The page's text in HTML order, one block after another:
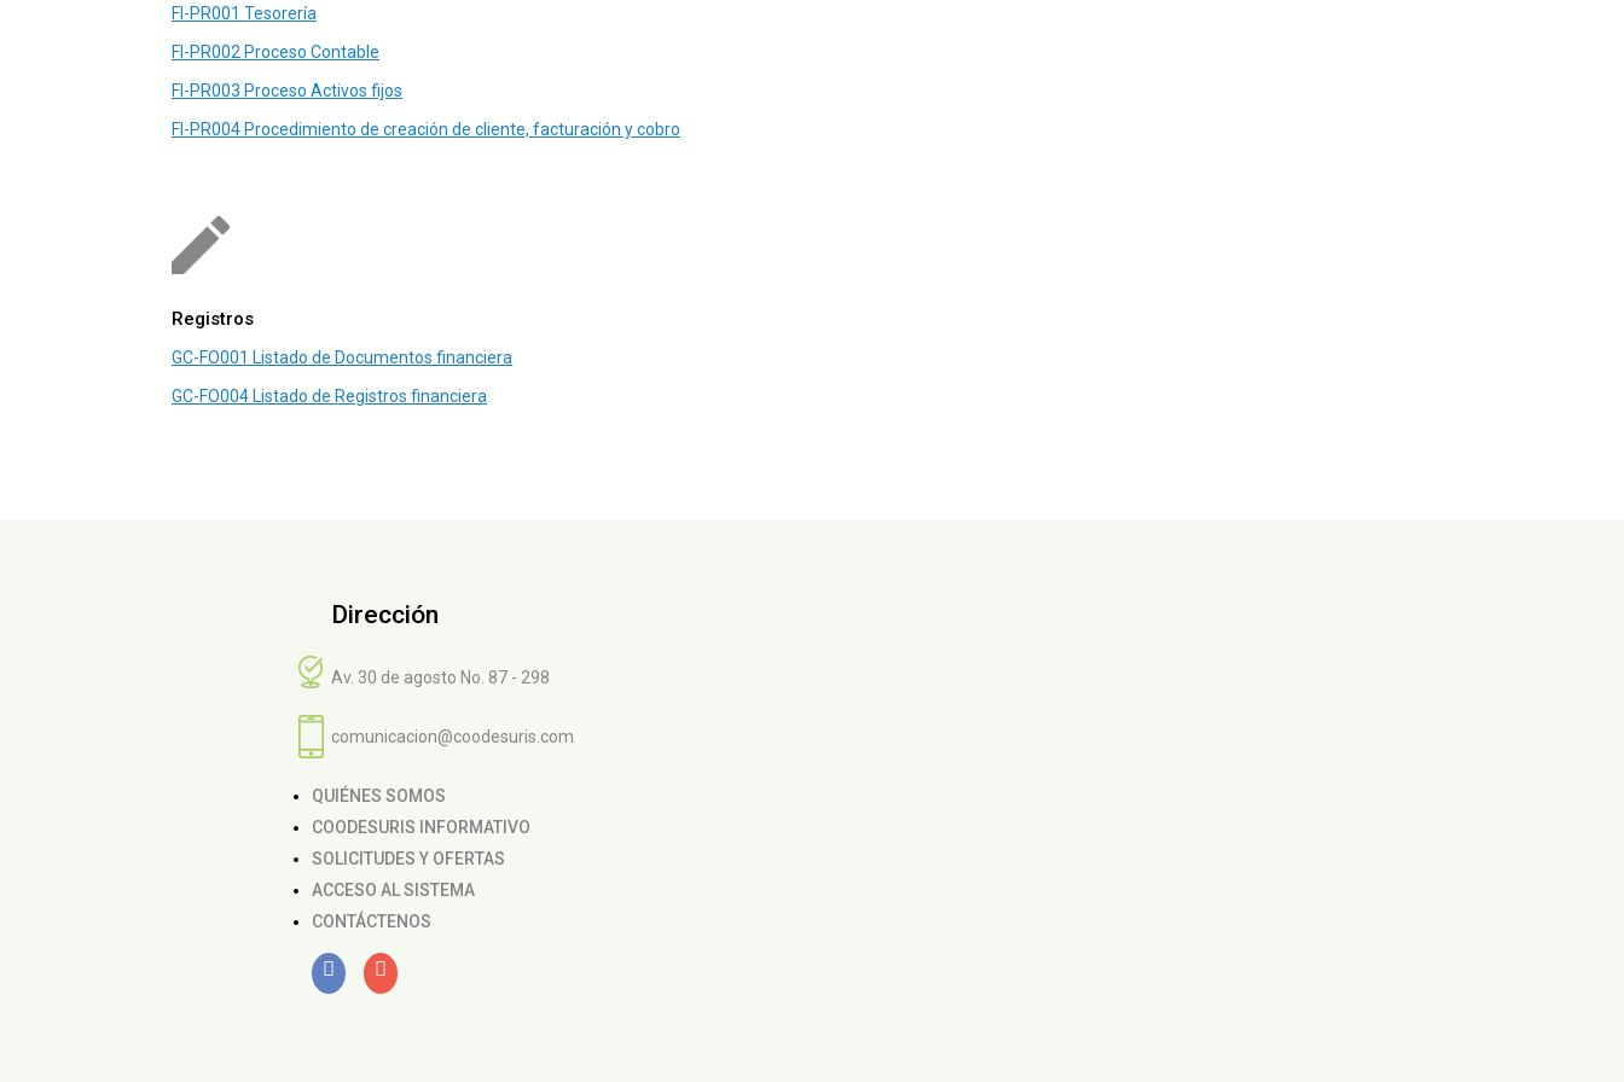
FI-PR001 Tesorería
FI-PR002 Proceso Contable
FI-PR003 Proceso Activos fijos
FI-PR004 Procedimiento de creación de cliente, facturación y cobro
Registros
GC-FO001 Listado de Documentos financiera
GC-FO004 Listado de Registros financiera
Dirección
Av. 30 de agosto No. 87 - 298
comunicacion@coodesuris.com
QUIÉNES SOMOS
COODESURIS INFORMATIVO
SOLICITUDES Y OFERTAS
ACCESO AL SISTEMA
CONTÁCTENOS